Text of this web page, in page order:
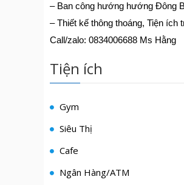
– Ban công hướng hướng Đông
– Thiết kế thông thoáng, Tiện
Call/zalo: 0834006688 Ms Hằng
Tiện ích
Gym
Siêu Thị
Cafe
Ngân Hàng/ATM